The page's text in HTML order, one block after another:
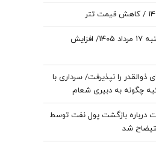
قیمت بیت‌کوین و اتریوم امروز شنبه ۱۷ مرداد ۱۴۰۵/ افزایش
ذوالقدر را نپذیرفت/ سرداری با
چگونه به دبیری شعام
درباره بازگشت پول نفت توسط
شد